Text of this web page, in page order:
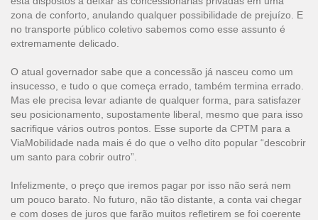
zona de conforto, anulando qualquer possibilidade de prejuízo. E
no transporte público coletivo sabemos como esse assunto é
extremamente delicado.
O atual governador sabe que a concessão já nasceu como um
insucesso, e tudo o que começa errado, também termina errado.
Mas ele precisa levar adiante de qualquer forma, para satisfazer
seu posicionamento, supostamente liberal, mesmo que para isso
sacrifique vários outros pontos. Esse suporte da CPTM para a
ViaMobilidade nada mais é do que o velho dito popular “descobrir
um santo para cobrir outro”.
Infelizmente, o preço que iremos pagar por isso não será nem
um pouco barato. No futuro, não tão distante, a conta vai chegar
e com doses de juros que farão muitos refletirem se foi coerente